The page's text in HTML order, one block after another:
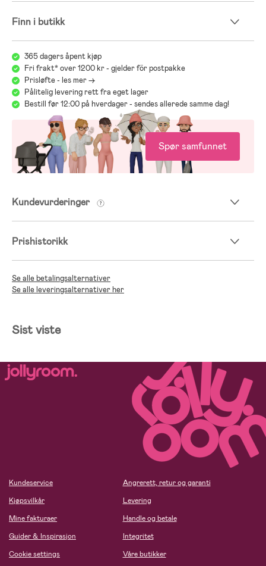
Finn i butikk
365 dagers åpent kjøp
Fri frakt* over 1200 kr - gjelder för postpakke
Prisløfte - les mer ->
Pålitelig levering rett fra eget lager
Bestill før 12:00 på hverdager - sendes allerede samme dag!
Spør samfunnet
Kundevurderinger
Prishistorikk
Se alle betalingsalternativer
Se alle leveringsalternativer her
Sist viste
Kundeservice
Kjøpsvilkår
Mine fakturaer
Guider & Inspirasjon
Cookie settings
Angrerett, retur og garanti
Levering
Handle og betale
Integritet
Våre butikker